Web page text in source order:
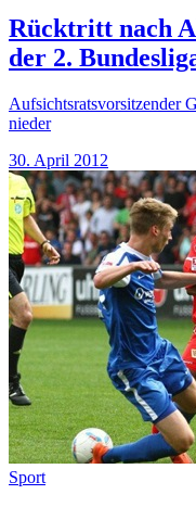
Rücktritt nach
der 2.
Aufsichtsratsvorsitzender
nieder
30. April 2012
Sport